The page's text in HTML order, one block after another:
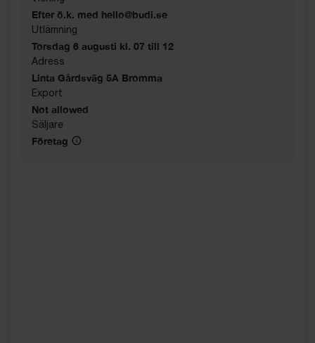
Efter ö.k. med hello@budi.se
Utlämning
Torsdag 6 augusti kl. 07 till 12
Adress
Linta Gårdsväg 5A Bromma
Export
Not allowed
Säljare
Företag